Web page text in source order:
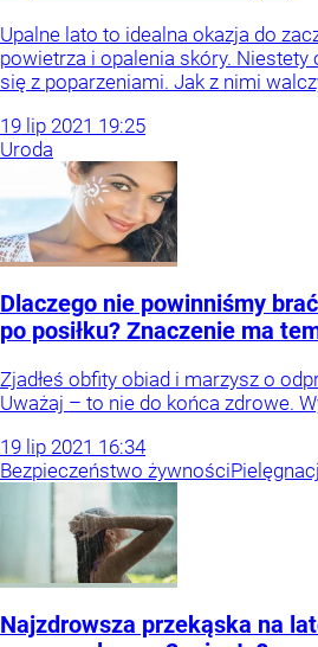
Upalne lato to idealna okazja do
powietrza i opalenia skóry. Niestety
się z poparzeniami. Jak z nimi
19 lip 2021 19:25
Uroda
Dlaczego nie powinniśmy
po posiłku? Znaczenie ma
Zjadłeś obfity obiad i marzysz o
Uważaj – to nie do końca zdrowe.
19 lip 2021 16:34
Bezpieczeństwo żywności
Najzdrowsza przekąska na